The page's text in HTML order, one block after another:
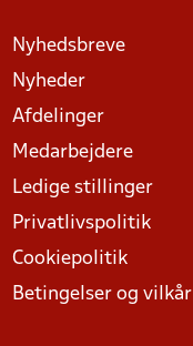
Nyhedsbreve
Nyheder
Afdelinger
Medarbejdere
Ledige stillinger
Privatlivspolitik
Cookiepolitik
Betingelser og vilkår